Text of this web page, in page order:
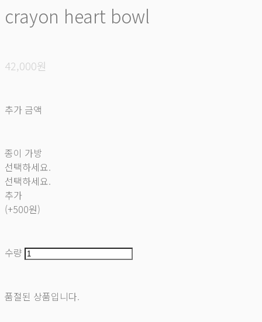
crayon heart bowl
42,000원
추가 금액
종이 가방
선택하세요.
선택하세요.
추가
(+500원)
수량
품절된 상품입니다.